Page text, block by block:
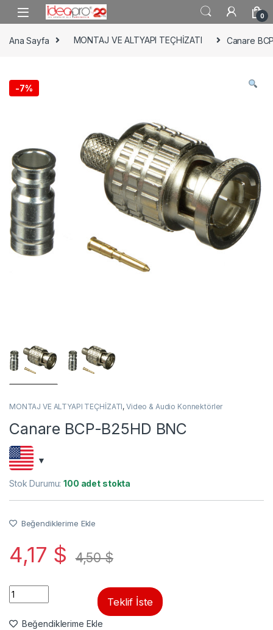
Skip to navigation
Skip to content
0
Ana Sayfa MONTAJ VE ALTYAPI TEÇHİZATI Canare
-7%
MONTAJ VE ALTYAPI TEÇHİZATI, Video & Audio Konnektörler
Canare BCP-B25HD BNC
Stok Durumu:100 adet stokta
Beğendiklerime Ekle
4,17 $ 4,50$
Quantity
Teklif İste
Beğendiklerime Ekle